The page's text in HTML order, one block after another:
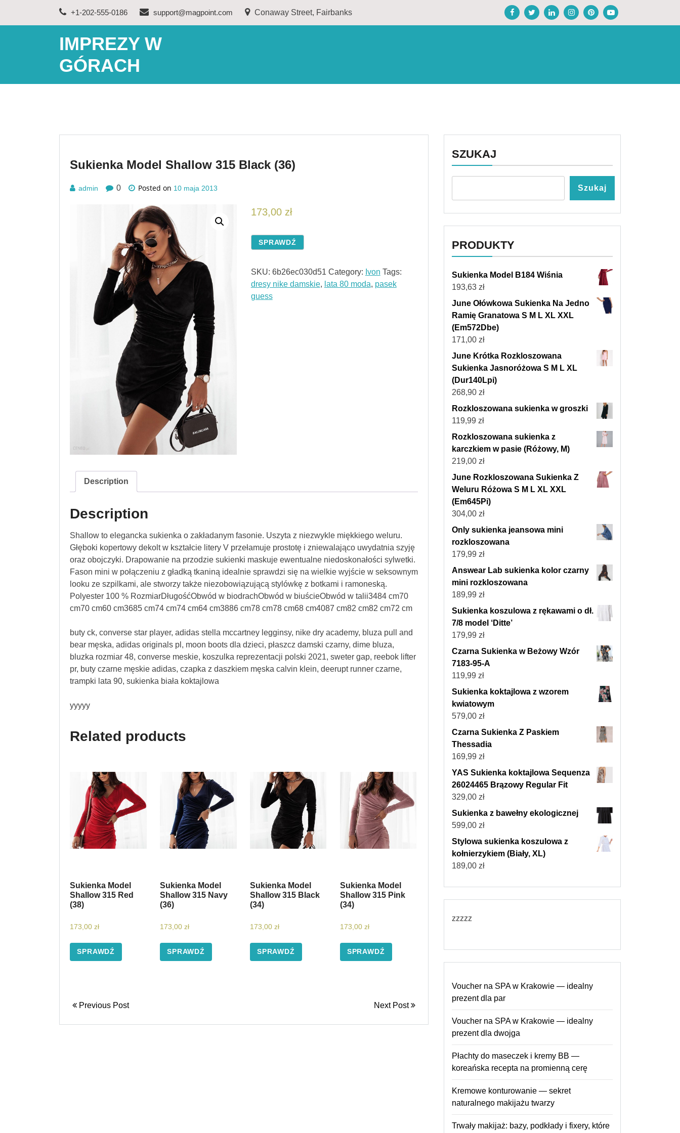
+1-202-555-0186 support@magpoint.com Conaway Street, Fairbanks
IMPREZY W
GÓRACH
Sukienka Model Shallow 315 Black (36)
admin 0 Posted on 10 maja 2013
173,00 zł
SPRAWDŹ
SKU: 6b26ec030d51 Category: Ivon Tags:
dresy nike damskie, lata 80 moda, pasek
guess
Description
Description
Shallow to elegancka sukienka o zakładanym fasonie. Uszyta z niezwykle miękkiego weluru.
Głęboki kopertowy dekolt w kształcie litery V przełamuje prostotę i zniewalająco uwydatnia szyję
oraz obojczyki. Drapowanie na przodzie sukienki maskuje ewentualne niedoskonałości sylwetki.
Fason mini w połączeniu z gładką tkaniną idealnie sprawdzi się na wielkie wyjście w seksownym
looku ze szpilkami, ale stworzy także niezobowiązującą stylówkę z botkami i ramoneską.
Polyester 100 % RozmiarDługośćObwód w biodrachObwód w biuścieObwód w talii3484 cm70
cm70 cm60 cm3685 cm74 cm74 cm64 cm3886 cm78 cm78 cm68 cm4087 cm82 cm82 cm72 cm
buty ck, converse star player, adidas stella mccartney legginsy, nike dry academy, bluza pull and
bear męska, adidas originals pl, moon boots dla dzieci, płaszcz damski czarny, dime bluza,
bluzka rozmiar 48, converse meskie, koszulka reprezentacji polski 2021, sweter gap, reebok lifter
pr, buty czarne męskie adidas, czapka z daszkiem męska calvin klein, deerupt runner czarne,
trampki lata 90, sukienka biała koktajlowa
yyyyy
Related products
Sukienka Model
Shallow 315 Red
(38)
173,00 zł
SPRAWDŹ
Sukienka Model
Shallow 315 Navy
(36)
173,00 zł
SPRAWDŹ
Sukienka Model
Shallow 315 Black
(34)
173,00 zł
SPRAWDŹ
Sukienka Model
Shallow 315 Pink
(34)
173,00 zł
SPRAWDŹ
Previous Post Next Post
SZUKAJ
Szukaj
PRODUKTY
Sukienka Model B184 Wiśnia
193,63 zł
June Ołówkowa Sukienka Na Jedno
Ramię Granatowa S M L XL XXL
(Em572Dbe)
171,00 zł
June Krótka Rozkloszowana
Sukienka Jasnoróżowa S M L XL
(Dur140Lpi)
268,90 zł
Rozkloszowana sukienka w groszki
119,99 zł
Rozkloszowana sukienka z
karczkiem w pasie (Różowy, M)
219,00 zł
June Rozkloszowana Sukienka Z
Weluru Różowa S M L XL XXL
(Em645Pi)
304,00 zł
Only sukienka jeansowa mini
rozkloszowana
179,99 zł
Answear Lab sukienka kolor czarny
mini rozkloszowana
189,99 zł
Sukienka koszulowa z rękawami o dł.
7/8 model ‘Ditte’
179,99 zł
Czarna Sukienka w Beżowy Wzór
7183-95-A
119,99 zł
Sukienka koktajlowa z wzorem
kwiatowym
579,00 zł
Czarna Sukienka Z Paskiem
Thessadia
169,99 zł
YAS Sukienka koktajlowa Sequenza
26024465 Brązowy Regular Fit
329,00 zł
Sukienka z bawełny ekologicznej
599,00 zł
Stylowa sukienka koszulowa z
kołnierzykiem (Biały, XL)
189,00 zł
zzzzz
Voucher na SPA w Krakowie — idealny
prezent dla par
Voucher na SPA w Krakowie — idealny
prezent dla dwojga
Płachty do maseczek i kremy BB —
koreańska recepta na promienną cerę
Kremowe konturowanie — sekret
naturalnego makijażu twarzy
Trwały makijaż: bazy, podkłady i fixery, które